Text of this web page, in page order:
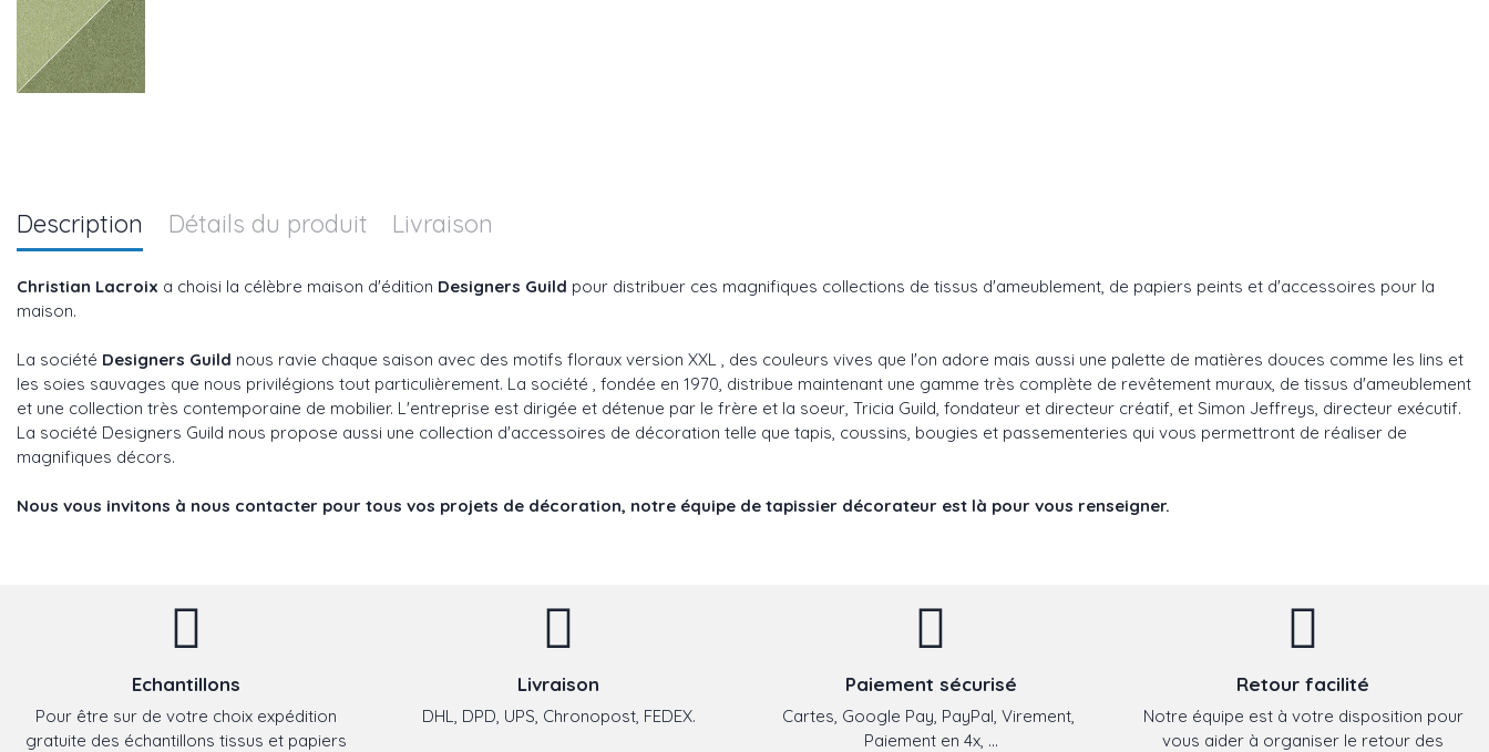
Description Détails du produit Livraison
Christian Lacroix a choisi la célèbre maison d'édition Designers Guild pour distribuer ces magnifiques collections de tissus d'ameublement, de papiers peints et d'accessoires pour la
maison.
La société Designers Guild nous ravie chaque saison avec des motifs floraux version XXL , des couleurs vives que l'on adore mais aussi une palette de matières douces comme les lins et
les soies sauvages que nous privilégions tout particulièrement. La société , fondée en 1970, distribue maintenant une gamme très complète de revêtement muraux, de tissus d'ameublement
et une collection très contemporaine de mobilier. L'entreprise est dirigée et détenue par le frère et la soeur, Tricia Guild, fondateur et directeur créatif, et Simon Jeffreys, directeur exécutif.
La société Designers Guild nous propose aussi une collection d'accessoires de décoration telle que tapis, coussins, bougies et passementeries qui vous permettront de réaliser de
magnifiques décors.
Nous vous invitons à nous contacter pour tous vos projets de décoration, notre équipe de tapissier décorateur est là pour vous renseigner.
Echantillons
Pour être sur de votre choix expédition
gratuite des échantillons tissus et papiers
Livraison
DHL, DPD, UPS, Chronopost, FEDEX.
Paiement sécurisé
Cartes, Google Pay, PayPal, Virement,
Paiement en 4x, ...
Retour facilité
Notre équipe est à votre disposition pour
vous aider à organiser le retour des